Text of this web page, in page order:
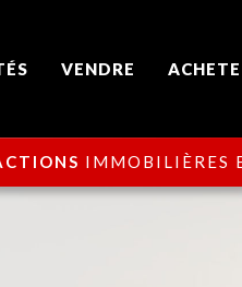
VENDRE
IMMOBILIÈRES